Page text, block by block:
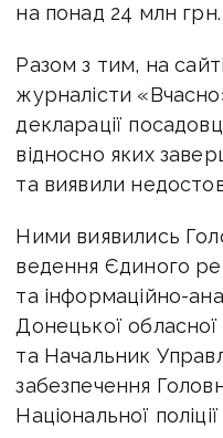
на понад 24 млн грн.
Разом з тим, на
журналісти
декларації
відносно яких
та виявили
Ними виявились
ведення Єдиного
та інформаційно-
Донецької
та Начальник
забезпечення
Національної